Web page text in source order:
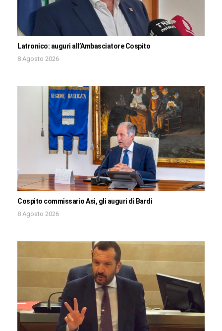
Latronico: auguri all’Ambasciatore Cospito
8 Agosto 2026
Cospito commissario Asi, gli auguri di Bardi
8 Agosto 2026